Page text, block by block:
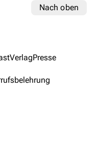
Nach oben
VerlagPresse